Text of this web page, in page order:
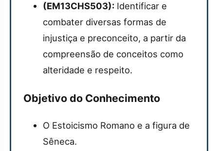
(EM13CHS503): Identificar e
combater diversas formas de
injustiça e preconceito, a partir da
compreensão de conceitos como
alteridade e respeito.
Objetivo do Conhecimento
O Estoicismo Romano e a figura de
Sêneca.